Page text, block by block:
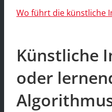
Wo führt die künstliche
Künstliche
oder